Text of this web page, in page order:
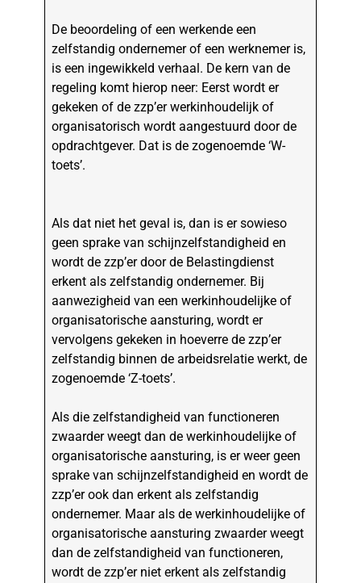
De beoordeling of een werkende een
zelfstandig ondernemer of een werknemer is,
is een ingewikkeld verhaal. De kern van de
regeling komt hierop neer: Eerst wordt er
gekeken of de zzp’er werkinhoudelijk of
organisatorisch wordt aangestuurd door de
opdrachtgever. Dat is de zogenoemde ‘W-
toets’.
Als dat niet het geval is, dan is er sowieso
geen sprake van schijnzelfstandigheid en
wordt de zzp’er door de Belastingdienst
erkent als zelfstandig ondernemer. Bij
aanwezigheid van een werkinhoudelijke of
organisatorische aansturing, wordt er
vervolgens gekeken in hoeverre de zzp’er
zelfstandig binnen de arbeidsrelatie werkt, de
zogenoemde ‘Z-toets’.
Als die zelfstandigheid van functioneren
zwaarder weegt dan de werkinhoudelijke of
organisatorische aansturing, is er weer geen
sprake van schijnzelfstandigheid en wordt de
zzp’er ook dan erkent als zelfstandig
ondernemer. Maar als de werkinhoudelijke of
organisatorische aansturing zwaarder weegt
dan de zelfstandigheid van functioneren,
wordt de zzp’er niet erkent als zelfstandig